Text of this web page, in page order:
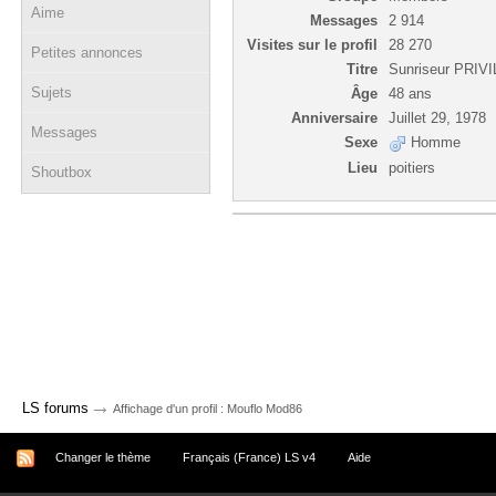
Aime
Petites annonces
Sujets
Messages
Shoutbox
Messages
2 914
Visites sur le profil
28 270
Titre
Sunriseur
Âge
48 ans
Anniversaire
Juillet 29, 1978
Sexe
Homme
Lieu
poitiers
LS forums → Affichage d'un profil : Mouflo Mod86
Changer le thème Français (France) LS v4 Aide